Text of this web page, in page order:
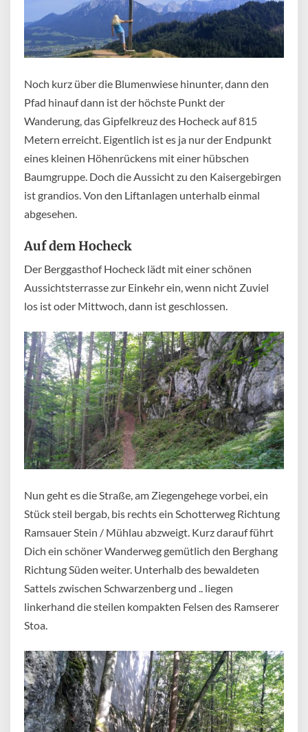
Noch kurz über die Blumenwiese hinunter, dann den
Pfad hinauf dann ist der höchste Punkt der
Wanderung, das Gipfelkreuz des Hocheck auf 815
Metern erreicht. Eigentlich ist es ja nur der Endpunkt
eines kleinen Höhenrückens mit einer hübschen
Baumgruppe. Doch die Aussicht zu den Kaisergebirgen
ist grandios. Von den Liftanlagen unterhalb einmal
abgesehen.
Auf dem Hocheck
Der Berggasthof Hocheck lädt mit einer schönen
Aussichtsterrasse zur Einkehr ein, wenn nicht Zuviel
los ist oder Mittwoch, dann ist geschlossen.
Nun geht es die Straße, am Ziegengehege vorbei, ein
Stück steil bergab, bis rechts ein Schotterweg Richtung
Ramsauer Stein / Mühlau abzweigt. Kurz darauf führt
Dich ein schöner Wanderweg gemütlich den Berghang
Richtung Süden weiter. Unterhalb des bewaldeten
Sattels zwischen Schwarzenberg und .. liegen
linkerhand die steilen kompakten Felsen des Ramserer
Stoa.